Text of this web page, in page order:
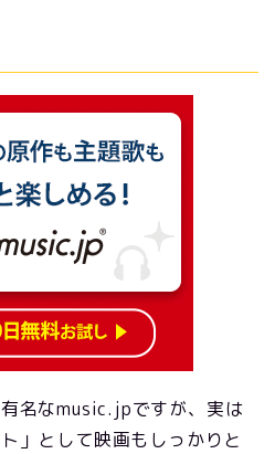
名なmusic.jpですが、実は
」として映画もしっかりと